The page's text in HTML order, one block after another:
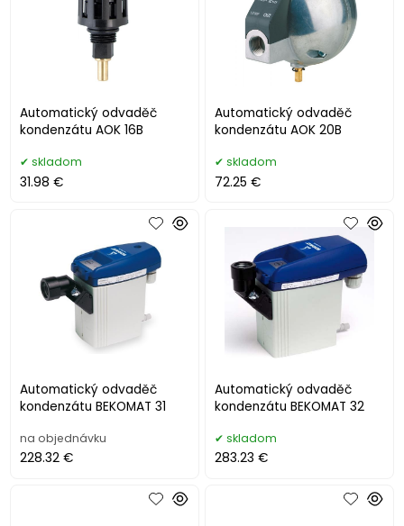
Automatický odvaděč
kondenzátu AOK 16B
skladom
31.98 €
Automatický odvaděč
kondenzátu AOK 20B
skladom
72.25 €
Automatický odvaděč
kondenzátu BEKOMAT 31
na objednávku
228.32 €
Automatický odvaděč
kondenzátu BEKOMAT 32
skladom
283.23 €